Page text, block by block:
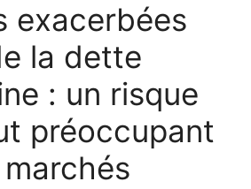
exacerbées
la dette
: un risque
préoccupant